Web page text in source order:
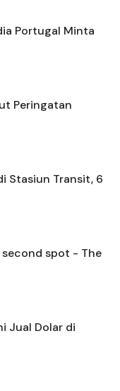
Portugal Minta
Peringatan
Stasiun Transit, 6
spot - The
Jual Dolar di